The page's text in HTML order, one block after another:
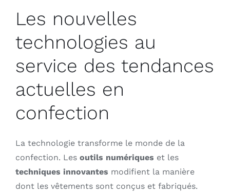
Les nouvelles
technologies au
service des tendances
actuelles en
confection
La technologie transforme le monde de la
confection. Les outils numériques et les
techniques innovantes modifient la manière
dont les vêtements sont conçus et fabriqués.